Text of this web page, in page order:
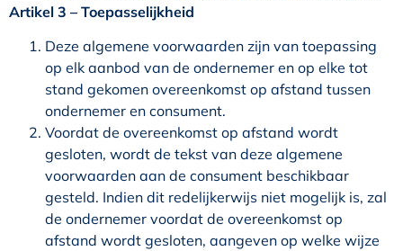
Artikel 3 – Toepasselijkheid
Deze algemene voorwaarden zijn van toepassing
op elk aanbod van de ondernemer en op elke tot
stand gekomen overeenkomst op afstand tussen
ondernemer en consument.
Voordat de overeenkomst op afstand wordt
gesloten, wordt de tekst van deze algemene
voorwaarden aan de consument beschikbaar
gesteld. Indien dit redelijkerwijs niet mogelijk is, zal
de ondernemer voordat de overeenkomst op
afstand wordt gesloten, aangeven op welke wijze